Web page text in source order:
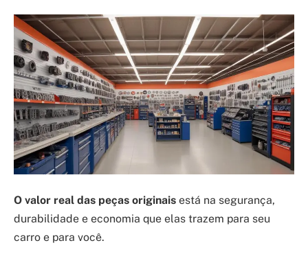
O valor real das peças originais está na segurança,
durabilidade e economia que elas trazem para seu
carro e para você.